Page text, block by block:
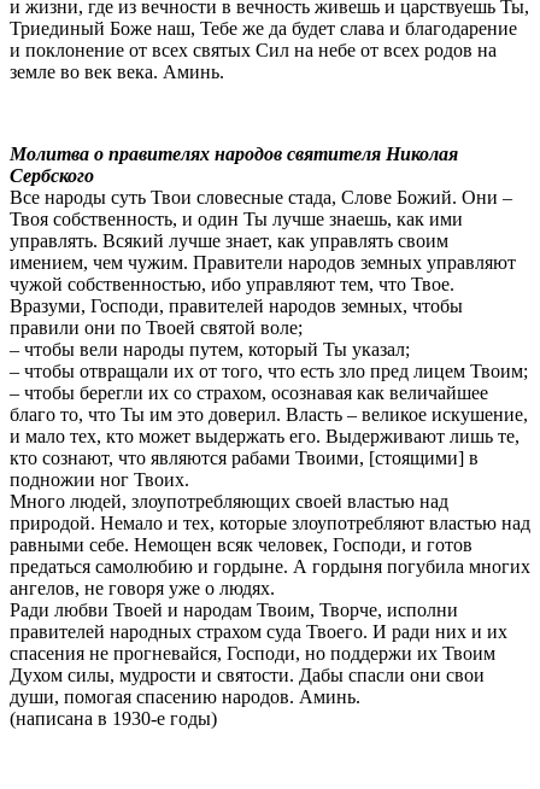
и жизни, где из вечности в вечность живешь и царствуешь Ты,
Триединый Боже наш, Тебе же да будет слава и благодарение
и поклонение от всех святых Сил на небе от всех родов на
земле во век века. Аминь.
Молитва о правителях народов святителя Николая
Сербского
Все народы суть Твои словесные стада, Слове Божий. Они –
Твоя собственность, и один Ты лучше знаешь, как ими
управлять. Всякий лучше знает, как управлять своим
имением, чем чужим. Правители народов земных управляют
чужой собственностью, ибо управляют тем, что Твое.
Вразуми, Господи, правителей народов земных, чтобы
правили они по Твоей святой воле;
– чтобы вели народы путем, который Ты указал;
– чтобы отвращали их от того, что есть зло пред лицем Твоим;
– чтобы берегли их со страхом, осознавая как величайшее
благо то, что Ты им это доверил. Власть – великое искушение,
и мало тех, кто может выдержать его. Выдерживают лишь те,
кто сознают, что являются рабами Твоими, [стоящими] в
подножии ног Твоих.
Много людей, злоупотребляющих своей властью над
природой. Немало и тех, которые злоупотребляют властью над
равными себе. Немощен всяк человек, Господи, и готов
предаться самолюбию и гордыне. А гордыня погубила многих
ангелов, не говоря уже о людях.
Ради любви Твоей и народам Твоим, Творче, исполни
правителей народных страхом суда Твоего. И ради них и их
спасения не прогневайся, Господи, но поддержи их Твоим
Духом силы, мудрости и святости. Дабы спасли они свои
души, помогая спасению народов. Аминь.
(написана в 1930-е годы)